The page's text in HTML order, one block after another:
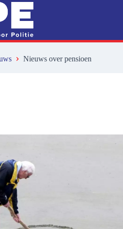
Nieuws over pensioen